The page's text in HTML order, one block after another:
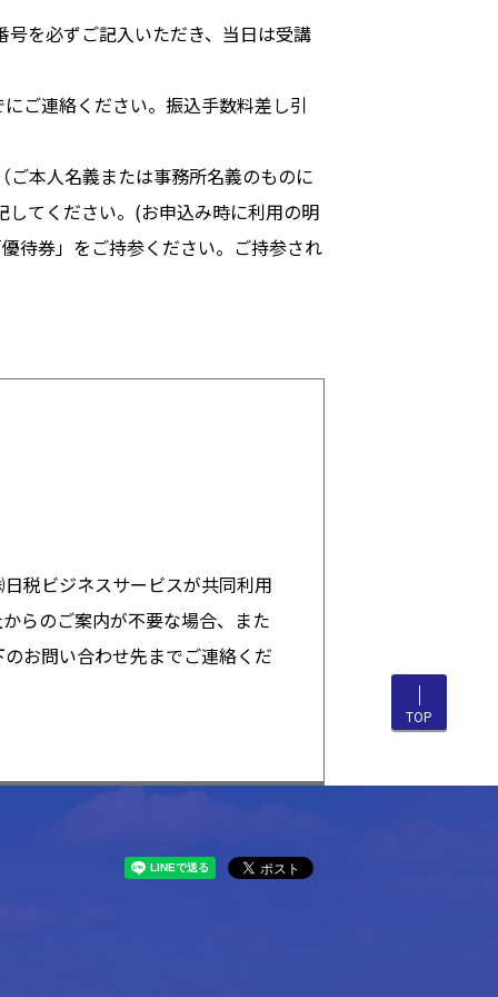
号を必ずご記入いただき、当日は受講
ご連絡ください。振込手数料差し引
ご本人名義または事務所名義のものに
てください。(お申込み時に利用の明
待券」をご持参ください。ご持参され
税ビジネスサービスが共同利用
らのご案内が不要な場合、また
お問い合わせ先までご連絡くだ
TOP